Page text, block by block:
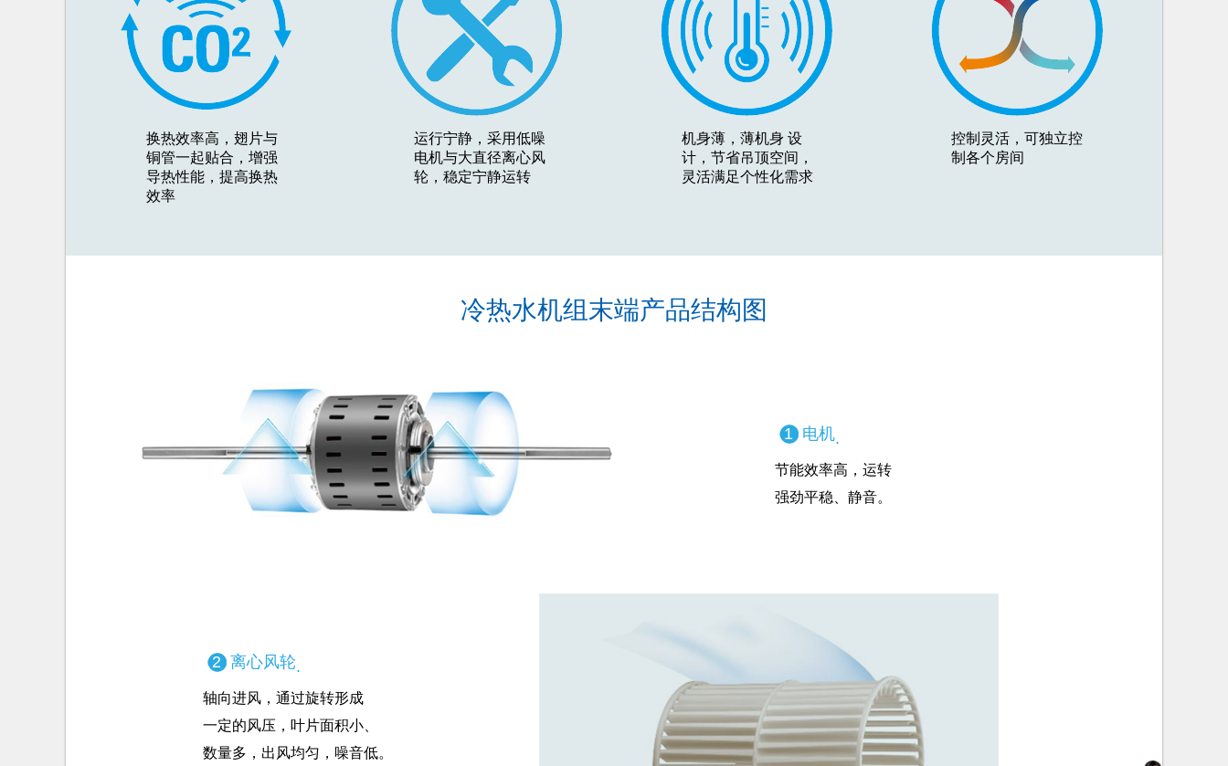
换热效率高，翅片与
铜管一起贴合，增强
导热性能，提高换热
效率
运行宁静，采用低噪
电机与大直径离心风
轮，稳定宁静运转
机身薄，薄机身 设
计，节省吊顶空间，
灵活满足个性化需求
控制灵活，可独立控
制各个房间
冷热水机组末端产品结构图
1 电机.
节能效率高，运转
强劲平稳、静音。
2 离心风轮.
轴向进风，通过旋转形成
一定的风压，叶片面积小、
数量多，出风均匀，噪音低。